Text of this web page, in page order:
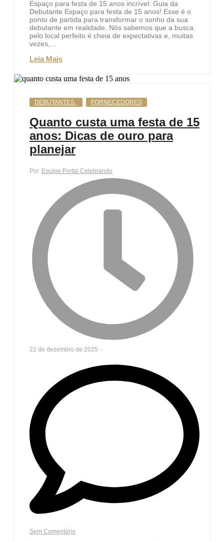
Espaço para festa de 15 anos incrível: Guia da
Debutante Espaço para festa de 15 anos! Esse é o
ponto de partida para transformar o sonho da sua
debutante em realidade. Nós sabemos que a busca
pelo local perfeito é cheia de expectativas e, muitas
vezes,...
Leia Mais
DEBUTANTES, FORNECEDORES
Quanto custa uma festa de 15
anos: Dicas de ouro para
planejar
Por Equipe Portal Celebrando
22 de dezembro de 2025 -
Sem Comentário